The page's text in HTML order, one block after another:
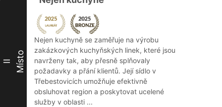
II Místo
Nejen kuchyně se zaměřuje na výrobu
zakázkových kuchyňských linek, které jsou
navrženy tak, aby přesně splňovaly
požadavky a přání klientů. Její sídlo v
Třebestovicích umožňuje efektivně
obsluhovat region a poskytovat ucelené
služby v oblasti ...